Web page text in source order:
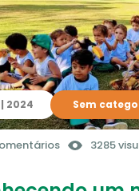
2024 Sem
3285